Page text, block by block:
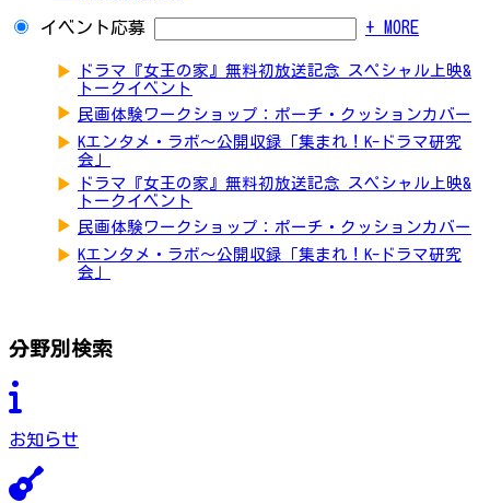
イベント応募 + MORE
▶
ドラマ『女王の家』無料初放送記念 スペシャル上映&
トークイベント
▶ 民画体験ワークショップ：ポーチ・クッションカバー
▶ Kエンタメ・ラボ～公開収録「集まれ！K-ドラマ研究
会」
▶
ドラマ『女王の家』無料初放送記念 スペシャル上映&
トークイベント
▶ 民画体験ワークショップ：ポーチ・クッションカバー
▶ Kエンタメ・ラボ～公開収録「集まれ！K-ドラマ研究
会」
分野別検索
お知らせ